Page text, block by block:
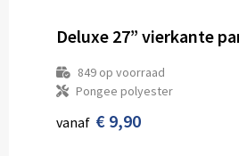
849op voorraad
Pongee polyester
vanaf € 9,90